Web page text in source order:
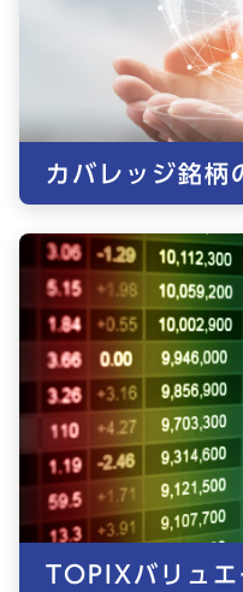
カバレッジ銘柄
TOPIXバリュエ